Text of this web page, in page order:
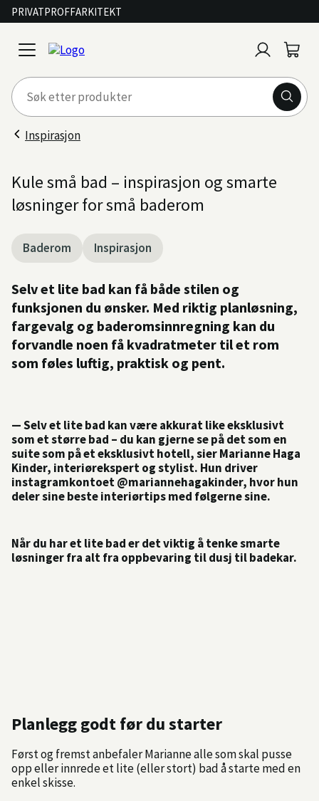
PRIVATPROFFARKITEKT
open
menu
inn
Inspirasjon
Kule små bad – inspirasjon og smarte
løsninger for små baderom
Baderom Inspirasjon
Selv et lite bad kan få både stilen og
funksjonen du ønsker. Med riktig planløsning,
fargevalg og baderomsinnregning kan du
forvandle noen få kvadratmeter til et rom
som føles luftig, praktisk og pent.
— Selv et lite bad kan være akkurat like eksklusivt
som et større bad – du kan gjerne se på det som en
suite som på et eksklusivt hotell, sier Marianne Haga
Kinder, interiørekspert og stylist. Hun driver
instagramkontoet @mariannehagakinder, hvor hun
deler sine beste interiørtips med følgerne sine.
Når du har et lite bad er det viktig å tenke smarte
løsninger fra alt fra oppbevaring til dusj til badekar.
Planlegg godt før du starter
Først og fremst anbefaler Marianne alle som skal pusse
opp eller innrede et lite (eller stort) bad å starte med en
enkel skisse.